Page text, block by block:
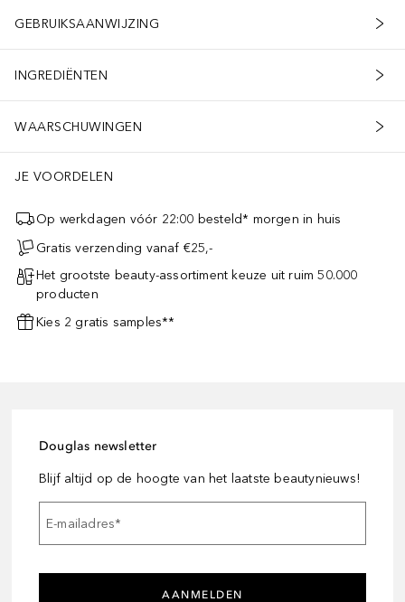
GEBRUIKSAANWIJZING
INGREDIËNTEN
WAARSCHUWINGEN
JE VOORDELEN
Op werkdagen vóór 22:00 besteld* morgen in huis
Gratis verzending vanaf €25,-
Het grootste beauty-assortiment keuze uit ruim 50.000
producten
Kies 2 gratis samples**
Douglas newsletter
Blijf altijd op de hoogte van het laatste beautynieuws!
E-mailadres*
AANMELDEN